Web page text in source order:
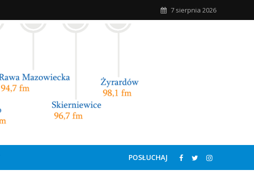
7 sierpnia 2026
POSŁUCHAJ